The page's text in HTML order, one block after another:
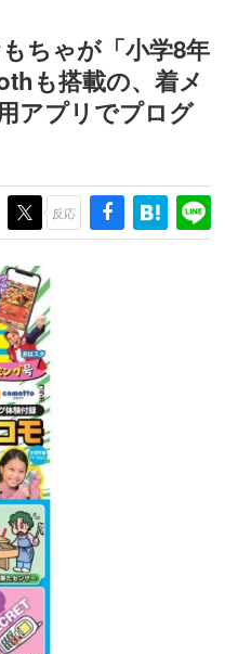
ッズが展開
ちゃが「小学8年
も搭載の、着メ
アプリでプログ
反応